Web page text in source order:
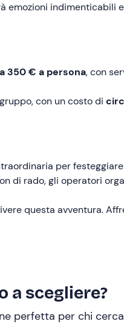
emozioni indimenticabili
350 € a persona, con
con un costo di
per
di rado, gli operatori
questa avventura.
a scegliere?
perfetta per chi